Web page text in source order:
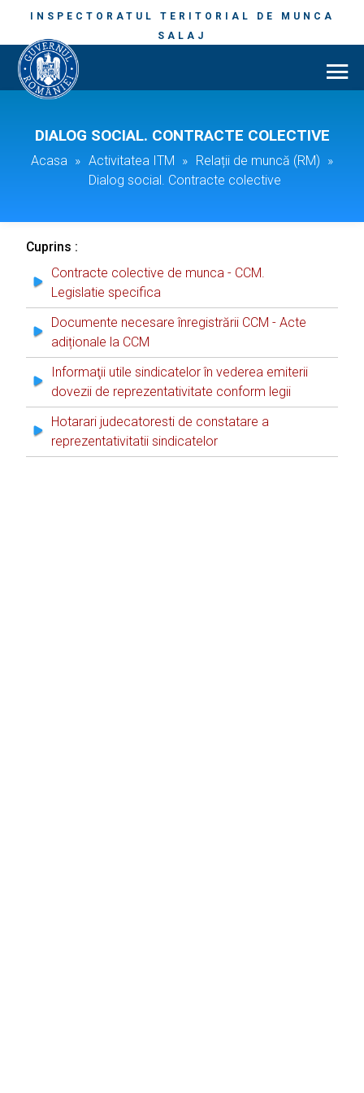
INSPECTORATUL TERITORIAL DE MUNCA
SALAJ
DIALOG SOCIAL. CONTRACTE COLECTIVE
Acasa » Activitatea ITM » Relații de muncă (RM) »
Dialog social. Contracte colective
Cuprins :
Contracte colective de munca - CCM.
Legislatie specifica
Documente necesare înregistrării CCM - Acte
adiționale la CCM
Informaţii utile sindicatelor în vederea emiterii
dovezii de reprezentativitate conform legii
Hotarari judecatoresti de constatare a
reprezentativitatii sindicatelor